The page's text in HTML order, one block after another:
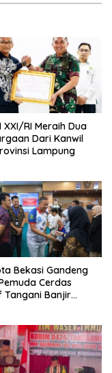
XXI/RI Meraih Dua
Dari Kanwil
Lampung
Bekasi Gandeng
Cerdas
Tangani Banjir